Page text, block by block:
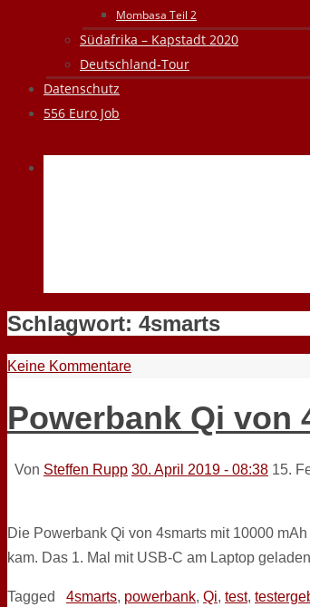
Mombasa Teil 2
Südafrika – Kapstadt 2020
Deutschland-Tour
Datenschutz
556 Euro Job
Schlagwort: 4smarts
Keine Kommentare
Powerbank Qi von
Von Steffen Rupp 30. April 2019 - 08:38 15.
Die Powerbank Qi von 4smarts mit 10000
kam. Das 1. Mal mit USB-C am Laptop
Tagged 4smarts, powerbank, Qi, test,